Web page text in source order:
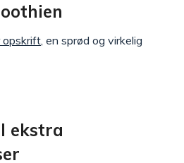
opskrift , en sprød og virkelig
ekstra